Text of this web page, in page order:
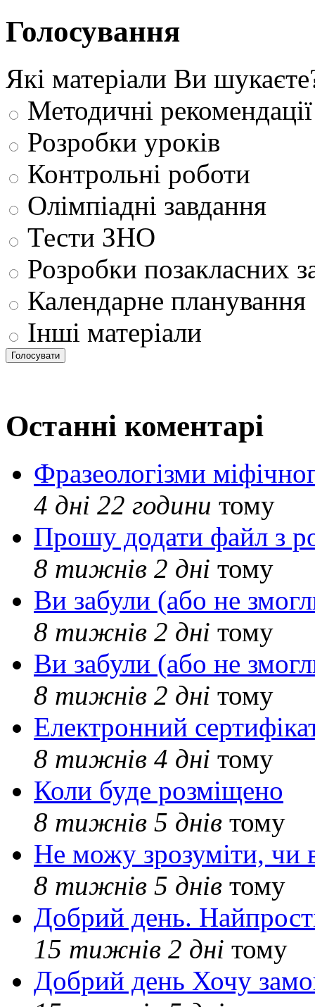
Голосування
Які матеріали Ви
Методичні рекомендації
Розробки уроків
Контрольні роботи
Олімпіадні завдання
Тести ЗНО
Розробки позакласних
Календарне планування
Інші матеріали
Останні коментарі
Фразеологізми
4 дні 22 години тому
Прошу додати файл з
8 тижнів 2 дні тому
Ви забули (або не
8 тижнів 2 дні тому
Ви забули (або не
8 тижнів 2 дні тому
Електронний
8 тижнів 4 дні тому
Коли буде розміщено
8 тижнів 5 днів тому
Не можу зрозуміти, чи
8 тижнів 5 днів тому
Добрий день.
15 тижнів 2 дні тому
Добрий день Хочу